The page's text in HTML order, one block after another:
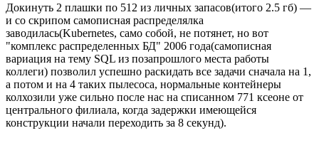
Докинуть 2 плашки по 512 из личных запасов(итого 2.5 гб) —
и со скрипом самописная распределялка
заводилась(Kubernetes, само собой, не потянет, но вот
"комплекс распределенных БД" 2006 года(самописная
вариация на тему SQL из позапрошлого места работы
коллеги) позволил успешно раскидать все задачи сначала на 1,
а потом и на 4 таких пылесоса, нормальные контейнеры
колхозили уже сильно после нас на списанном 771 ксеоне от
центрального филиала, когда задержки имеющейся
конструкции начали переходить за 8 секунд).